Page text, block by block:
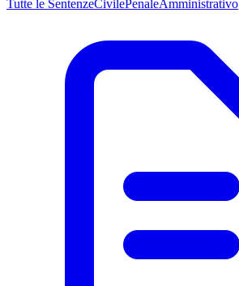
Tutte le SentenzeCivilePenaleAmministrativo